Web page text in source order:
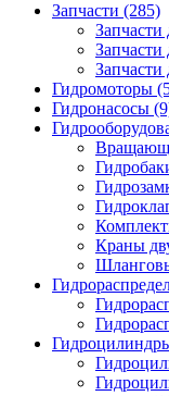
Запчасти (285)
Запчасти
Запчасти
Гидромоторы
Гидронасосы
Краны